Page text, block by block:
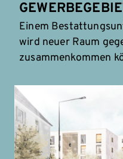
Einem
wird neuer Raum
zusammenkommen